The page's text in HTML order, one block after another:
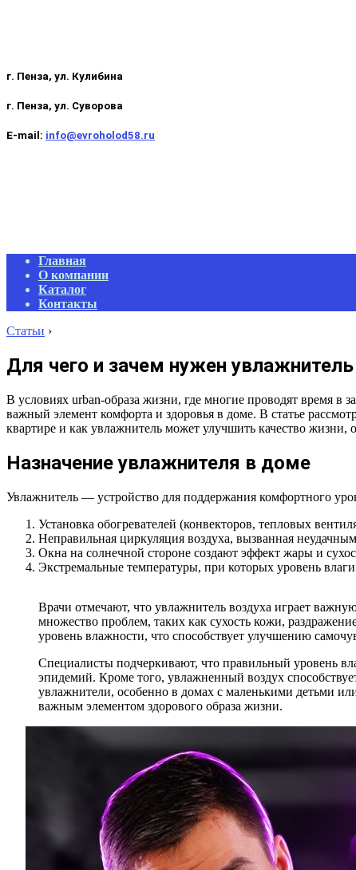
г. Пенза, ул. Кулибина
г. Пенза, ул. Суворова
E-mail: info@evroholod58.ru
Primary
Navigation
Menu
Главная
О компании
Каталог
Контакты
Статьи ›
Для чего и зачем нужен
В условиях urban-образа жизни, где многие проводят время
важный элемент комфорта и здоровья в доме. В статье
квартире и как увлажнитель может улучшить качество жизни,
Назначение увлажнителя в доме
Увлажнитель — устройство для поддержания комфортного
Установка обогревателей (конвекторов, тепловых
Неправильная циркуляция воздуха, вызванная
Окна на солнечной стороне создают эффект жары и
Экстремальные температуры, при которых уровень
Врачи отмечают, что увлажнитель воздуха играет
множество проблем, таких как сухость кожи,
уровень влажности, что способствует улучшению
Специалисты подчеркивают, что правильный уровень
эпидемий. Кроме того, увлажненный воздух
увлажнители, особенно в домах с маленькими детьми
важным элементом здорового образа жизни.